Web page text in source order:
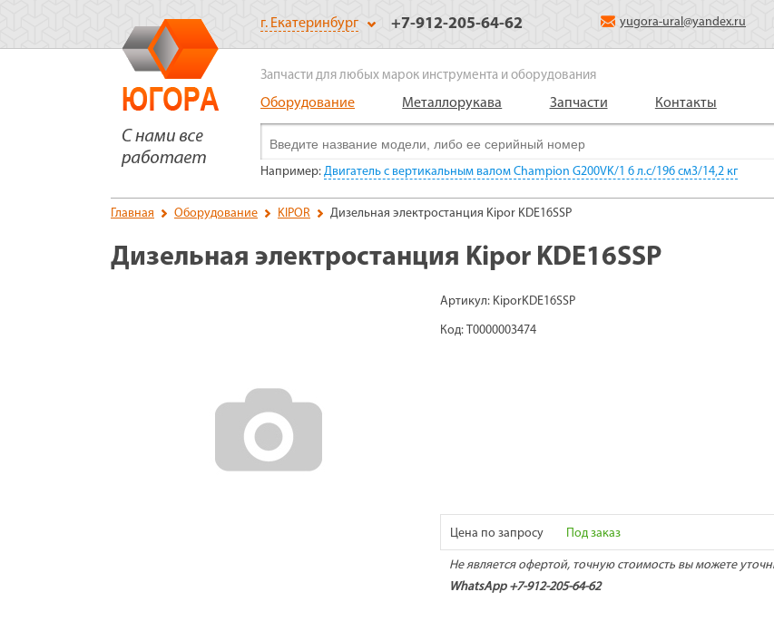
г. Екатеринбург +7-912-205-64-62 yugora-ural@yandex.ru
Запчасти для любых марок инструмента и оборудования
Оборудование Металлорукава Запчасти Контакты
Например: Двигатель с вертикальным валом Champion G200VK/1 6 л.с/196 см3/14,2 кг
Главная Оборудование KIPOR Дизельная электростанция Kipor KDE16SSP
Дизельная электростанция Kipor KDE16SSP
Артикул: KiporKDE16SSP
Код: Т0000003474
Цена по запросу Под заказ
Не является офертой, точную стоимость вы можете
WhatsApp +7-912-205-64-62